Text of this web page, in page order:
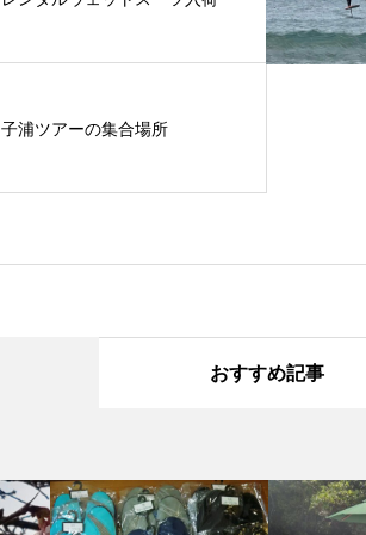
子浦ツアーの集合場所
おすすめ記事